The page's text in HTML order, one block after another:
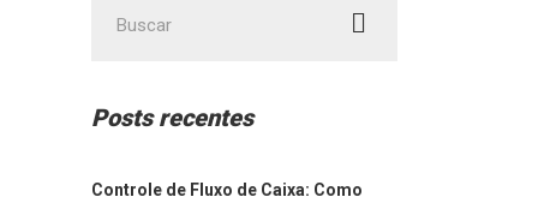
Posts recentes
Controle de Fluxo de Caixa: Como